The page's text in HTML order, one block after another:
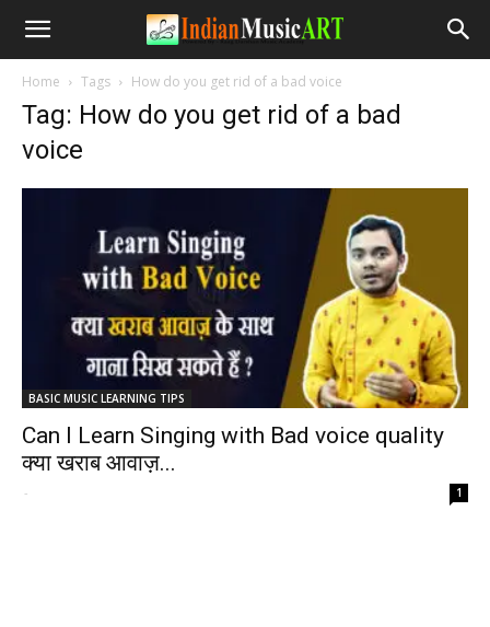
Home Tags How do you get rid of a bad voice
Tag: How do you get rid of a bad
voice
BASIC MUSIC LEARNING TIPS
Can I Learn Singing with Bad voice quality
क्या खराब आवाज़...
- 1